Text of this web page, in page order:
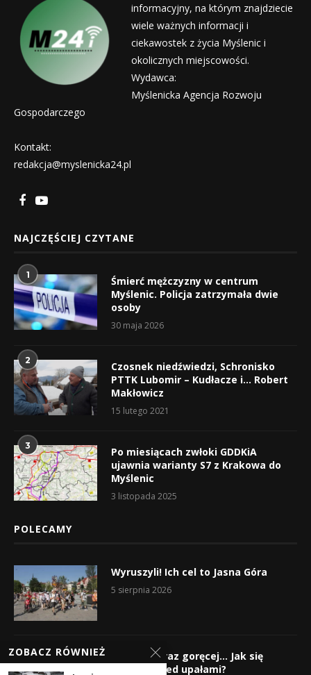
informacyjny, na którym znajdziecie
wiele ważnych informacji i
ciekawostek z życia Myślenic i
okolicznych miejscowości.
Wydawca:
Myślenicka Agencja Rozwoju
Gospodarczego
Kontakt:
redakcja@myslenicka24.pl
NAJCZĘŚCIEJ CZYTANE
1
Śmierć mężczyzny w centrum
Myślenic. Policja zatrzymała dwie
osoby
30 maja 2026
2
Czosnek niedźwiedzi, Schronisko
PTTK Lubomir – Kudłacze i… Robert
Makłowicz
15 lutego 2021
3
Po miesiącach zwłoki GDDKiA
ujawnia warianty S7 z Krakowa do
Myślenic
3 listopada 2025
POLECAMY
Wyruszyli! Ich cel to Jasna Góra
5 sierpnia 2026
Gorąco, coraz goręcej… Jak się
chronić przed upałami?
ZOBACZ RÓWNIEŻ